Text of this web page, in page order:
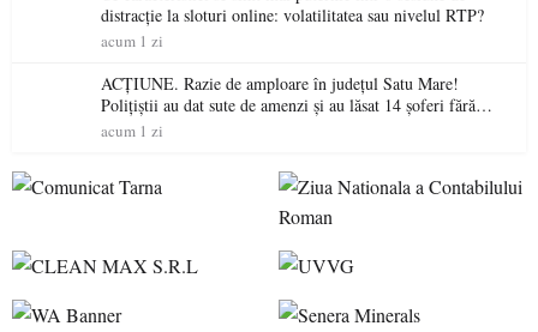
distracție la sloturi online: volatilitatea sau nivelul RTP?
acum 1 zi
ACȚIUNE. Razie de amploare în județul Satu Mare!
Polițiștii au dat sute de amenzi și au lăsat 14 șoferi fără
permis într-o singură zi
acum 1 zi